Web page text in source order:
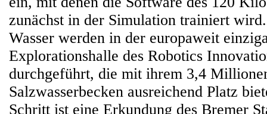
zunächst in der Simulation trainiert
Wasser werden in der europaweit
Explorationshalle des Robotics
durchgeführt, die mit ihrem 3,4
Salzwasserbecken ausreichend Platz
Schritt ist eine Erkundung des Bremer